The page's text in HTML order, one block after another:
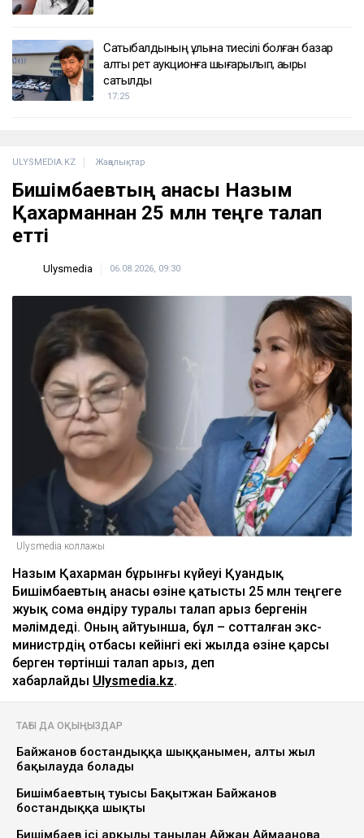
Сатыбалдының ұлына тиесілі болған базар
алты рет аукционға шығарылып, ақыры
сатылды
17:25
ULYSMEDIA.KZ Жаңалықтар
Бишімбаевтың анасы Назым
Қахарманнан 25 млн теңге талап
етті
Ulysmedia 06.08.2026, 09:30
Ulysmedia коллажы
Назым Қахарман бұрынғы күйеуі Қуандық
Бишімбаевтың анасы өзіне қатысты 25 млн теңгеге
жуық сома өндіру туралы талап арыз бергенін
мәлімдеді. Оның айтуынша, бұл – сотталған экс-
министрдің отбасы кейінгі екі жылда өзіне қарсы
берген төртінші талап арыз, деп
хабарлайды Ulysmedia.kz.
ТАҒЫ ДА ОҚЫҢЫЗДАР
Байжанов бостандыққа шыққанымен, алты жыл
бақылауда болады
Бишімбаевтың туысы Бақытжан Байжанов
бостандыққа шықты
Бишімбаев ісі арқылы танылған Айжан Аймағанова